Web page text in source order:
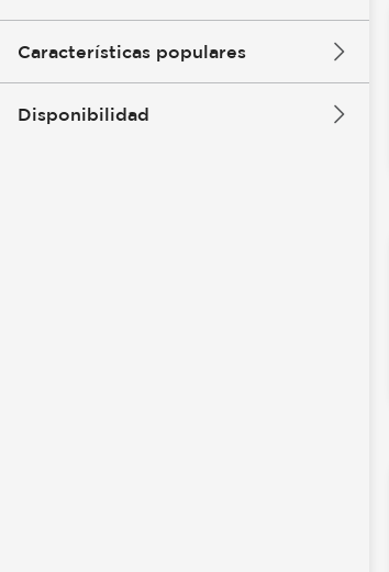
Características populares
Disponibilidad